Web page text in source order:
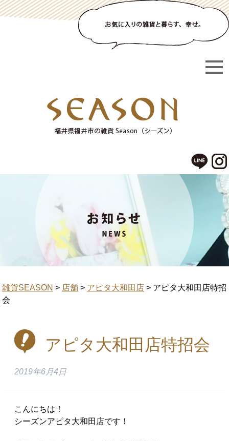
雑貨SEASON > 店舗 > アピタ大和田店 > アピタ大和田店特招
会
アピタ大和田店特招会
2019年6月4日
こんにちは！
シーズンアピタ大和田店です！